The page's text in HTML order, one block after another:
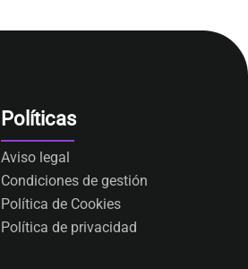
Políticas
Aviso legal
Condiciones de gestión
Política de Cookies
Política de privacidad